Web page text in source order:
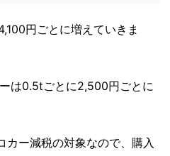
円ごとに増えていきま
は0.5tごとに2,500円ごとに
カー減税の対象なので、購入